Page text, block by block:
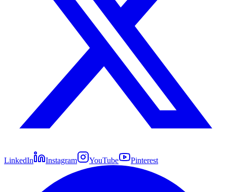
LinkedIn Instagram YouTube Pinterest